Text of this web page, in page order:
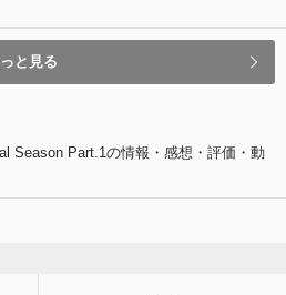
と見る
Season Part.1の情報・感想・評価・動